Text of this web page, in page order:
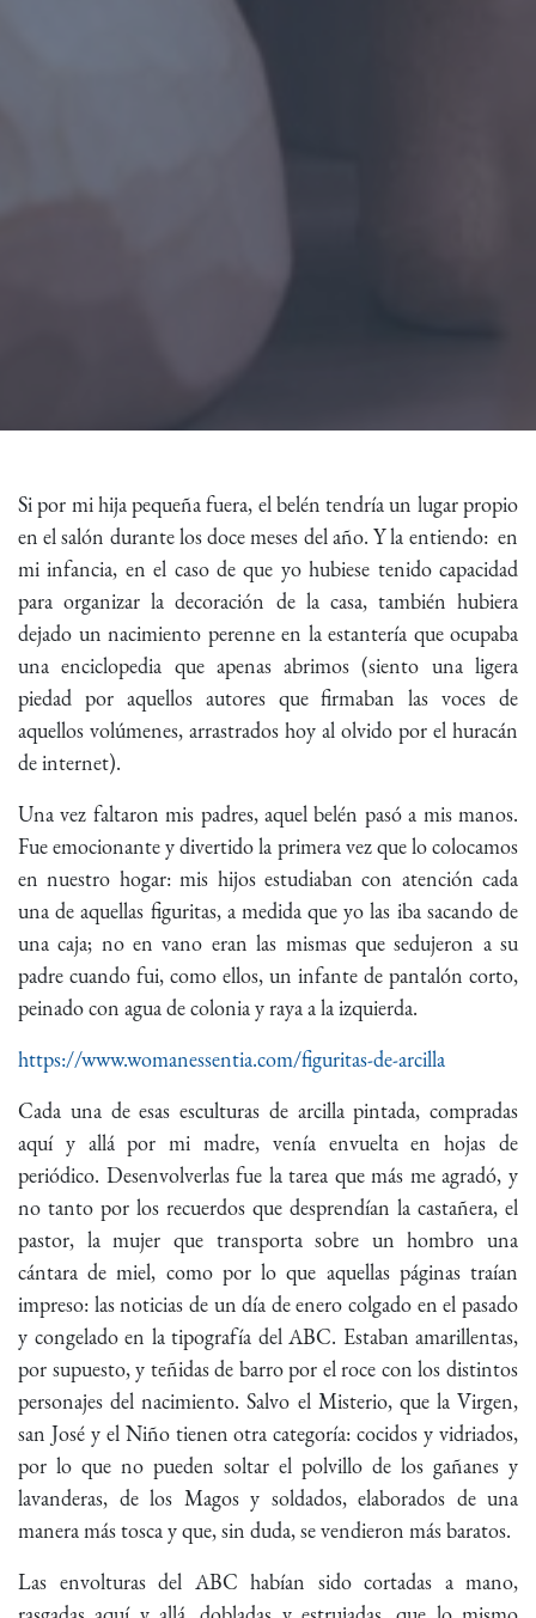
Si por mi hija pequeña fuera, el belén tendría un lugar propio
en el salón durante los doce meses del año. Y la entiendo: en
mi infancia, en el caso de que yo hubiese tenido capacidad
para organizar la decoración de la casa, también hubiera
dejado un nacimiento perenne en la estantería que ocupaba
una enciclopedia que apenas abrimos (siento una ligera
piedad por aquellos autores que firmaban las voces de
aquellos volúmenes, arrastrados hoy al olvido por el huracán
de internet).
Una vez faltaron mis padres, aquel belén pasó a mis manos.
Fue emocionante y divertido la primera vez que lo colocamos
en nuestro hogar: mis hijos estudiaban con atención cada
una de aquellas figuritas, a medida que yo las iba sacando de
una caja; no en vano eran las mismas que sedujeron a su
padre cuando fui, como ellos, un infante de pantalón corto,
peinado con agua de colonia y raya a la izquierda.
https://www.womanessentia.com/figuritas-de-arcilla
Cada una de esas esculturas de arcilla pintada, compradas
aquí y allá por mi madre, venía envuelta en hojas de
periódico. Desenvolverlas fue la tarea que más me agradó, y
no tanto por los recuerdos que desprendían la castañera, el
pastor, la mujer que transporta sobre un hombro una
cántara de miel, como por lo que aquellas páginas traían
impreso: las noticias de un día de enero colgado en el pasado
y congelado en la tipografía del ABC. Estaban amarillentas,
por supuesto, y teñidas de barro por el roce con los distintos
personajes del nacimiento. Salvo el Misterio, que la Virgen,
san José y el Niño tienen otra categoría: cocidos y vidriados,
por lo que no pueden soltar el polvillo de los gañanes y
lavanderas, de los Magos y soldados, elaborados de una
manera más tosca y que, sin duda, se vendieron más baratos.
Las envolturas del ABC habían sido cortadas a mano,